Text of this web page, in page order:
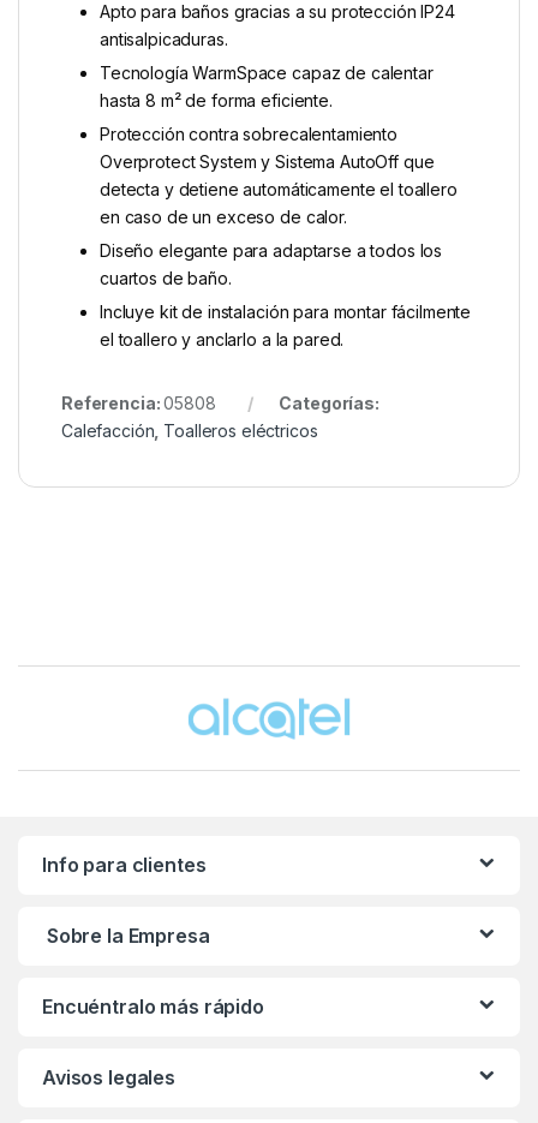
Apto para baños gracias a su protección IP24
antisalpicaduras.
Tecnología WarmSpace capaz de calentar
hasta 8 m² de forma eficiente.
Protección contra sobrecalentamiento
Overprotect System y Sistema AutoOff que
detecta y detiene automáticamente el toallero
en caso de un exceso de calor.
Diseño elegante para adaptarse a todos los
cuartos de baño.
Incluye kit de instalación para montar fácilmente
el toallero y anclarlo a la pared.
Referencia:05808
Categorías:
Calefacción Toalleros eléctricos
Brands Carousel
Info para clientes
Sobre la Empresa
Encuéntralo más rápido
Avisos legales